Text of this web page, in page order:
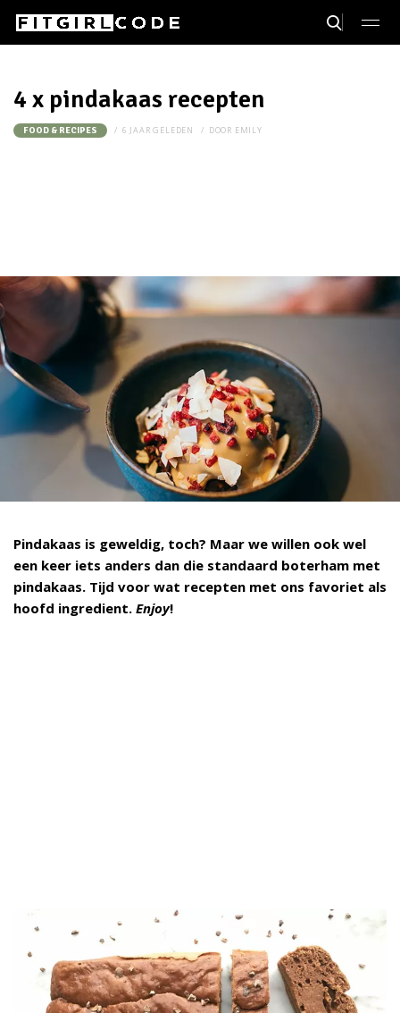
4 x pindakaas recepten
FOOD & RECIPES 6 JAAR GELEDEN DOOR EMILY
Pindakaas is geweldig, toch? Maar we willen ook wel
een keer iets anders dan die standaard boterham met
pindakaas. Tijd voor wat recepten met ons favoriet als
hoofd ingredient. Enjoy!